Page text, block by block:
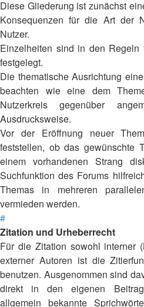
Diese Gliederung ist zunächst
Konsequenzen für die Art der
Nutzer.
Einzelheiten sind in den Regeln
festgelegt.
Die thematische Ausrichtung
beachten wie eine dem
Nutzerkreis gegenüber
Ausdrucksweise.
Vor der Eröffnung neuer
feststellen, ob das gewünschte
einem vorhandenen Strang
Suchfunktion des Forums
Themas in mehreren
vermieden werden.
#
Zitation und Urheberrecht
Für die Zitation sowohl interner
externer Autoren ist die
benutzen. Ausgenommen sind
direkt in den eigenen
allgemein bekannte